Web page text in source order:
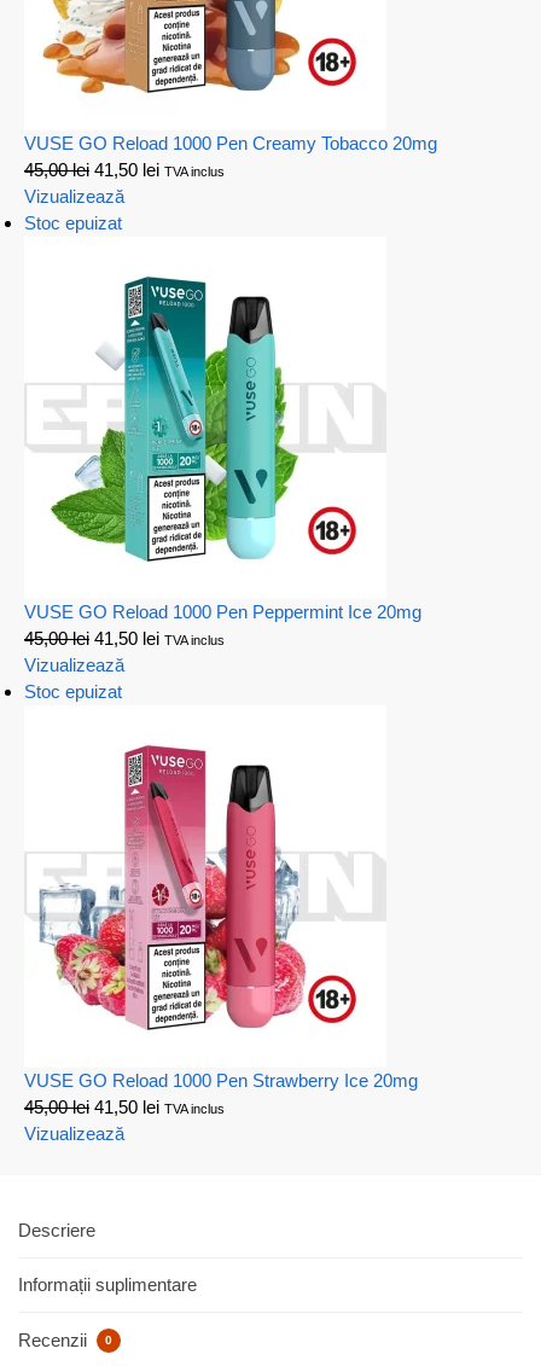
VUSE GO Reload 1000 Pen Creamy Tobacco 20mg
45,00lei 41,50 lei TVA inclus
Vizualizează
Stoc epuizat
VUSE GO Reload 1000 Pen Peppermint Ice 20mg
45,00lei 41,50 lei TVA inclus
Vizualizează
Stoc epuizat
VUSE GO Reload 1000 Pen Strawberry Ice 20mg
45,00lei 41,50 lei TVA inclus
Vizualizează
Descriere
Informații suplimentare
Recenzii 0